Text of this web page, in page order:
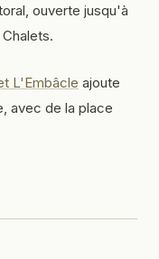
ouverte jusqu'à
L'Embâcle ajoute
avec de la place